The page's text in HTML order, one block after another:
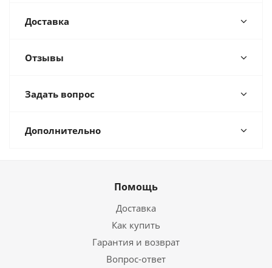
Доставка
Отзывы
Задать вопрос
Дополнительно
Помощь
Доставка
Как купить
Гарантия и возврат
Вопрос-ответ